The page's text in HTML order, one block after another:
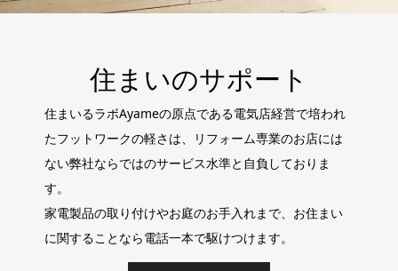
住まいのサポート
住まいるラボAyameの原点である電気店経営で培われ
たフットワークの軽さは、リフォーム専業のお店には
ない弊社ならではのサービス水準と自負しておりま
す。
家電製品の取り付けやお庭のお手入れまで、お住まい
に関することなら電話一本で駆けつけます。